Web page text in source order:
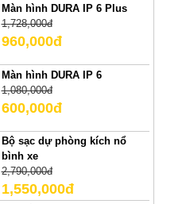
Màn hình DURA IP 6 Plus
1,728,000đ
960,000đ
Màn hình DURA IP 6
1,080,000đ
600,000đ
Bộ sạc dự phòng kích nổ
bình xe
2,790,000đ
1,550,000đ